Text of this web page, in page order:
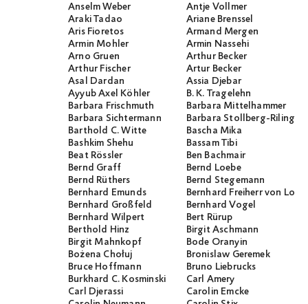
Anselm Weber
Antje Vollmer
Araki Tadao
Ariane Brenssel
Aris Fioretos
Armand Mergen
Armin Mohler
Armin Nassehi
Arno Gruen
Arthur Becker
Arthur Fischer
Artur Becker
Asal Dardan
Assia Djebar
Ayyub Axel Köhler
B. K. Tragelehn
Barbara Frischmuth
Barbara Mittelhammer
Barbara Sichtermann
Barbara Stollberg-Rilinger
Barthold C. Witte
Bascha Mika
Bashkim Shehu
Bassam Tibi
Beat Rössler
Ben Bachmair
Bernd Graff
Bernd Loebe
Bernd Rüthers
Bernd Stegemann
Bernhard Emunds
Bernhard Freiherr von
Bernhard Großfeld
Bernhard Vogel
Bernhard Wilpert
Bert Rürup
Berthold Hinz
Birgit Aschmann
Birgit Mahnkopf
Bode Oranyin
Bożena Chołuj
Bronislaw Geremek
Bruce Hoffmann
Bruno Liebrucks
Burkhard C. Kosminski
Carl Amery
Carl Djerassi
Carolin Emcke